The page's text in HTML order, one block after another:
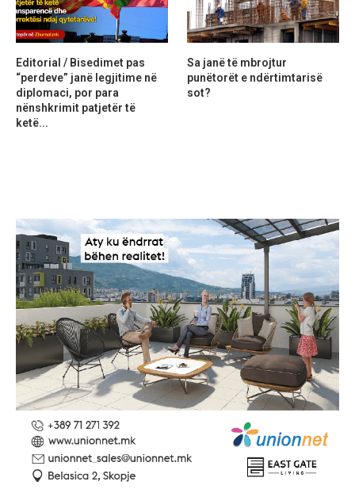
Editorial / Bisedimet pas
“perdeve” janë legjitime në
diplomaci, por para
nënshkrimit patjetër të
ketë...
Sa janë të mbrojtur
punëtorët e ndërtimtarisë
sot?